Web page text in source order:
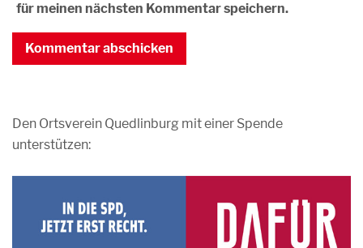
für meinen nächsten Kommentar speichern.
Den Ortsverein Quedlinburg mit einer Spende
unterstützen: